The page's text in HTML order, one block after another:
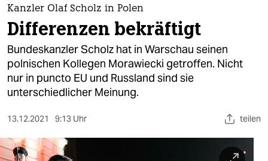
themen
politik
öko
gesellschaft
kultur
sport
Kanzler Olaf Scholz in Polen
Differenzen bekräftigt
Bundeskanzler Scholz hat in Warschau seinen
polnischen Kollegen Morawiecki getroffen. Nicht
nur in puncto EU und Russland sind sie
unterschiedlicher Meinung.
13.12.2021 9:13 Uhr teilen